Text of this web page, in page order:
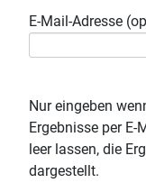
E-Mail-Adresse
Nur eingeben
Ergebnisse per
leer lassen, die
dargestellt.